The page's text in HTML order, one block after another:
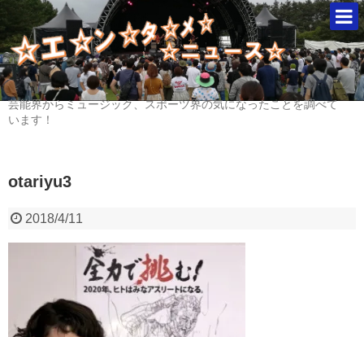
芸能界からミュージック、スポーツ界の気になったことを調べて
います！
otariyu3
2018/4/11